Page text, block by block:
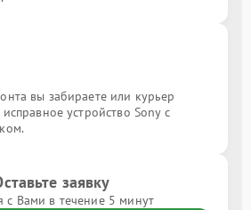
вы забираете или курьер
устройство Sony с
заявку
с Вами в течение 5 минут